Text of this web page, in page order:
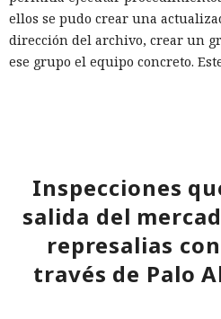
ellos se pudo crear una
dirección del archivo, crear un
ese grupo el equipo concreto.
embargo, el análisis de
excepción en la lógica de
la extensión .txt o .esd la
omite. En el laboratorio
Inspecciones
salida del
represalias
través de Palo